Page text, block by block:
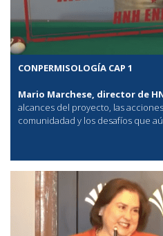
CONPERMISOLOGÍA CAP 1
Mario Marchese, director de
alcances del proyecto, las
comunidadad y los desafíos que